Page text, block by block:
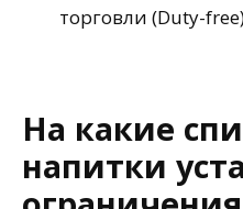
торговли (Duty-
На какие
напитки